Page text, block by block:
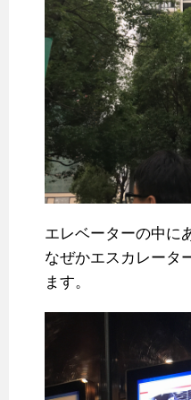
エレベーターの中に
なぜかエスカレータ
ます。